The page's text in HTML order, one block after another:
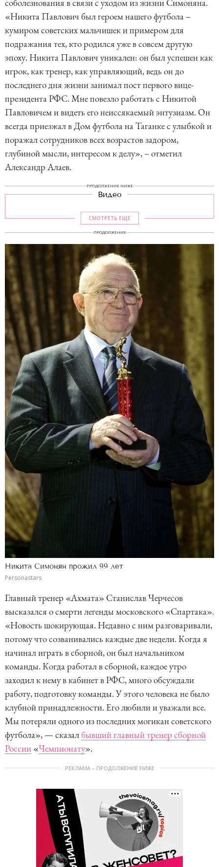
соболезнования в связи с уходом из жизни Симоняна.
«Никита Павлович был героем нашего футбола –
кумиром советских мальчишек и примером для
подражания тех, кто родился уже в совсем другую
эпоху. Никита Павлович уникален: он был успешен как
игрок, как тренер, как управляющий, ведь он до
последнего дня жизни занимал пост первого вице-
президента РФС. Мне повезло работать с Никитой
Павловичем и видеть его неиссякаемый энтузиазм. Он
всегда приезжал в Дом футбола на Таганке с улыбкой и
поражал сотрудников всех возрастов задором,
глубиной мысли, интересом к делу», – отметил
Александр Алаев.
ПРОДОЛЖЕНИЕ НИЖЕ
Видео
СМОТРЕТЬ ЕЩЕ
ПРОДОЛЖЕНИЕ
Никита Симонян прожил 99 лет
Personastars
Главный тренер «Ахмата» Станислав Черчесов
высказался о смерти легенды московского «Спартака».
«Новость шокирующая. Недавно с ним разговаривали,
потому что созванивались каждые две недели. Когда я
начинал играть в сборной, он был начальником
команды. Когда работал в сборной, каждое утро
заходил к нему в кабинет в РФС, много обсуждали
работу, подготовку команды. У этого человека не было
клубной принадлежности. Его любили и уважали все.
Мы потеряли одного из последних могикан советского
футбола», — сказалбывший главный тренер сборной
России «Чемпионату».
РЕКЛАМА – ПРОДОЛЖЕНИЕ НИЖЕ